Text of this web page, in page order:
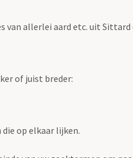
allerlei aard etc. uit
of juist breder:
op elkaar lijken.